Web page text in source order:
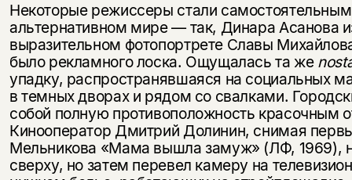
Некоторые режиссеры стали
альтернативном мире — так, Динара Асанова
выразительном фотопортрете Славы
было рекламного лоска. Ощущалась та же
упадку, распространявшаяся на социальных
в темных дворах и рядом со свалками.
собой полную противоположность красочным
Кинооператор Дмитрий Долинин, снимая
Мельникова «Мама вышла замуж» (ЛФ, 1969),
сверху, но затем перевел камеру на